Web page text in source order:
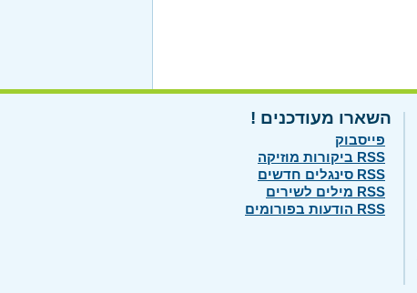
השארו מעודכנים !
פייסבוק
RSS ביקורות מוזיקה
RSS סינגלים חדשים
RSS מילים לשירים
RSS הודעות בפורומים